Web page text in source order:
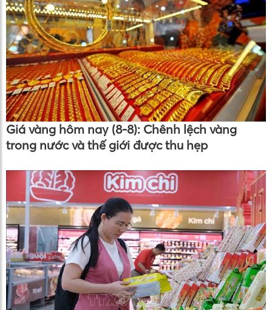
Giá vàng hôm nay (8-8): Chênh lệch vàng
trong nước và thế giới được thu hẹp